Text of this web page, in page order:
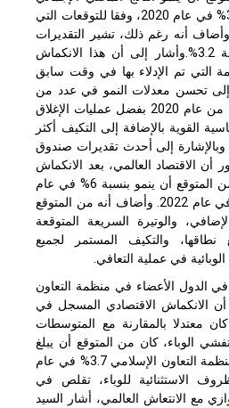
الحقيقي العالمي بنسبة 3.4% في عام 2020، وفقا للتوقعات التي
أنه رغم ذلك، تشير التقديرات
الحالية إلى انكماشها بنسبة 3.2%.وأشار إلى أن هذا الانكماش
التي تم الإدلاء بها في وقت سابق
تحسن معدلات النمو في عدد من
المناطق في النصف الثاني من عام 2020 بفضل عمليات الإغلاق
القوية بالإضافة إلى التكيف أكثر
إلى أحدث تقديرات صندوق
أن الاقتصاد العالمي، بعد الانكماش
المسجل في عام 2020، من المتوقع أن ينمو بنسبة 6% في عام
2021، ويتراجع إلى 4.9% في عام 2022. وأضاف أنه من المتوقع
والوتيرة السريعة المتوقعة
والتكيف المستمر لجميع
في عملية التعافي.
الدول الأعضاء في منظمة التعاون
الانكماش الاقتصادي المسجل في
عام 2020 كان معتدلا بالمقارنة مع المتوسطات
الوباء، كان من المتوقع أن يبلغ
النمو الاقتصادي في دول منظمة التعاون الإسلامي 3.7% في عام
الاستثنائية للوباء، تقلص في
وبالتوازي مع الانتعاش العالمي، أشار السيد